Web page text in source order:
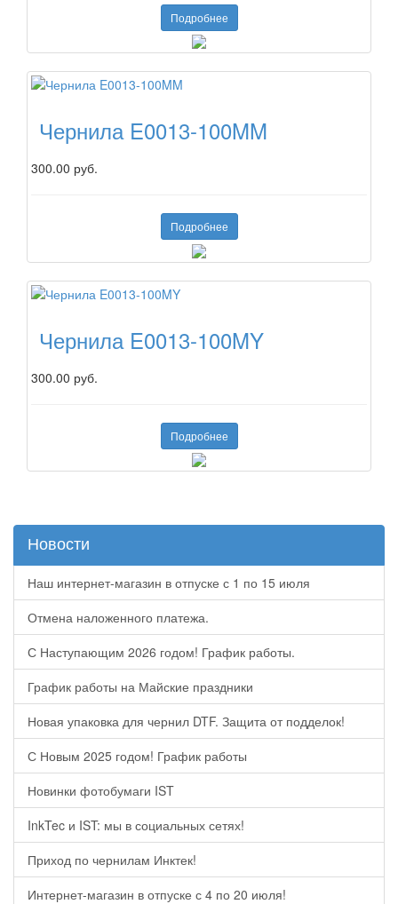
Подробнее
Чернила E0013-100MM
300.00 руб.
Подробнее
Чернила E0013-100MY
300.00 руб.
Подробнее
Новости
Наш интернет-магазин в отпуске с 1 по 15 июля
Отмена наложенного платежа.
С Наступающим 2026 годом! График работы.
График работы на Майские праздники
Новая упаковка для чернил DTF. Защита от подделок!
С Новым 2025 годом! График работы
Новинки фотобумаги IST
InkTec и IST: мы в социальных сетях!
Приход по чернилам Инктек!
Интернет-магазин в отпуске с 4 по 20 июля!